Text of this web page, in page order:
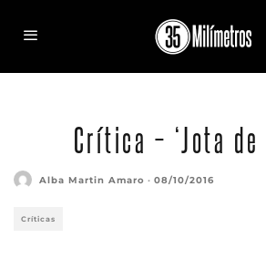
Crítica – ‘Jota de
Alba Martin Amaro · 08/10/2016
Críticas